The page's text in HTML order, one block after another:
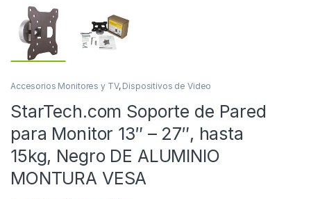
Accesorios Monitores y TV, Dispositivos de Video
StarTech.com Soporte de Pared
para Monitor 13″ – 27″, hasta
15kg, Negro DE ALUMINIO
MONTURA VESA